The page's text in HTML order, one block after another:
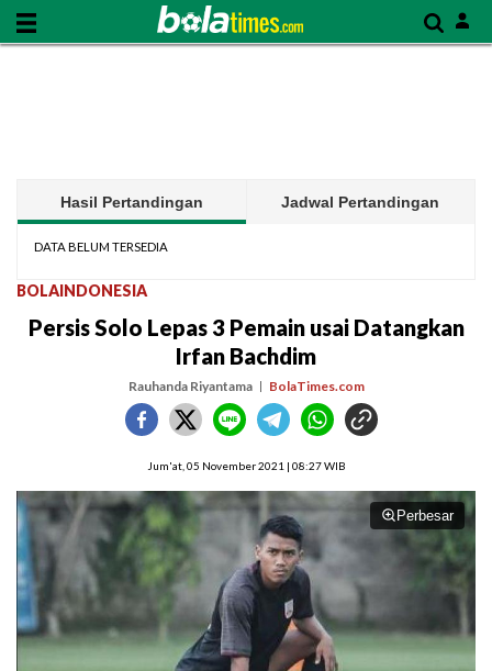
Hasil Pertandingan Jadwal Pertandingan
DATA BELUM TERSEDIA
BOLAINDONESIA
Persis Solo Lepas 3 Pemain usai Datangkan
Irfan Bachdim
Rauhanda Riyantama BolaTimes.com
Jum'at, 05 November 2021 | 08:27 WIB
Perbesar